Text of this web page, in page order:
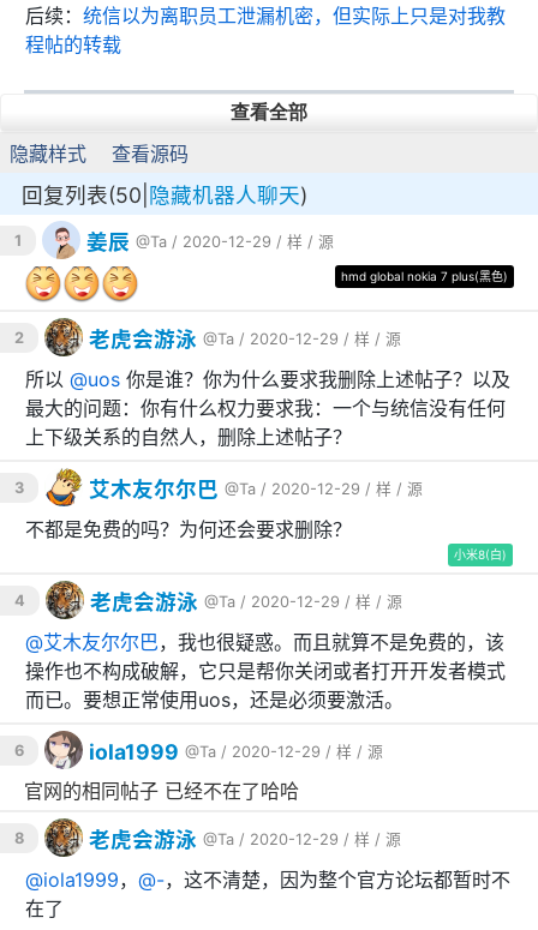
后续： 统信以为离职员工泄漏机密，但实际上只是对我教
程帖的转载
名为 @
的新用户内信我，让我删除这篇标题为《关闭
UOS开发者模式的方法，以及不借助官方服务器自行打开
开发者模式的方法》的教程：
https://hu60.cn/q.php/bbs.topic.94770.html
查看全部
隐藏样式 查看源码
回复列表(50| 隐藏机器人聊天)
1 姜辰 @Ta / 2020-12-29 / 样 / 源
hmd global nokia 7 plus(黑色)
2 老虎会游泳 @Ta / 2020-12-29 / 样 / 源
所以 @uos 你是谁？你为什么要求我删除上述帖子？以及
最大的问题：你有什么权力要求我：一个与统信没有任何
上下级关系的自然人，删除上述帖子？
3 艾木友尔尔巴 @Ta / 2020-12-29 / 样 / 源
不都是免费的吗？为何还会要求删除？
小米8(白)
4 老虎会游泳 @Ta / 2020-12-29 / 样 / 源
@艾木友尔尔巴，我也很疑惑。而且就算不是免费的，该
操作也不构成破解，它只是帮你关闭或者打开开发者模式
而已。要想正常使用uos，还是必须要激活。
6 iola1999 @Ta / 2020-12-29 / 样 / 源
官网的相同帖子 已经不在了哈哈
8 老虎会游泳 @Ta / 2020-12-29 / 样 / 源
@iola1999， @-，这不清楚，因为整个官方论坛都暂时不
在了